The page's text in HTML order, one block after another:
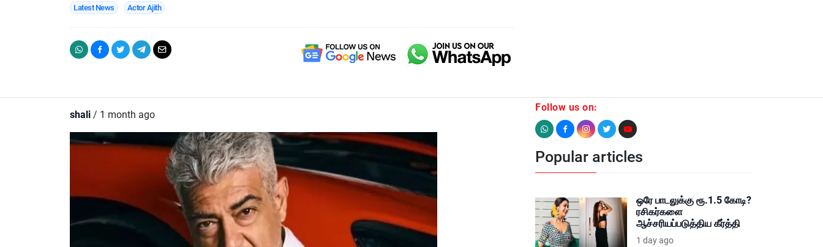
Latest News Actor Ajith
shali / 1 month ago
Follow us on:
Popular articles
ஒரே பாடலுக்கு ரூ.1.5 கோடி?
ரசிகர்களை
ஆச்சரியப்படுத்திய கீர்த்தி
1 day ago